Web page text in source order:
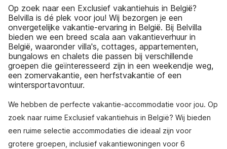
Op zoek naar een Exclusief vakantiehuis in België?
Belvilla is dé plek voor jou! Wij bezorgen je een
onvergetelijke vakantie-ervaring in België. Bij Belvilla
bieden we een breed scala aan vakantieverhuur in
België, waaronder villa's, cottages, appartementen,
bungalows en chalets die passen bij verschillende
groepen die geïnteresseerd zijn in een weekendje weg,
een zomervakantie, een herfstvakantie of een
wintersportavontuur.
We hebben de perfecte vakantie-accommodatie voor jou. Op
zoek naar ruime Exclusief vakantiehuis in België? Wij bieden
een ruime selectie accommodaties die ideaal zijn voor
grotere groepen, inclusief vakantiewoningen voor 6